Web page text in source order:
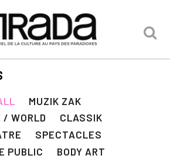
MUZIK ZAK
WORLD
CLASSIK
SPECTACLES
PUBLIC
BODY ART